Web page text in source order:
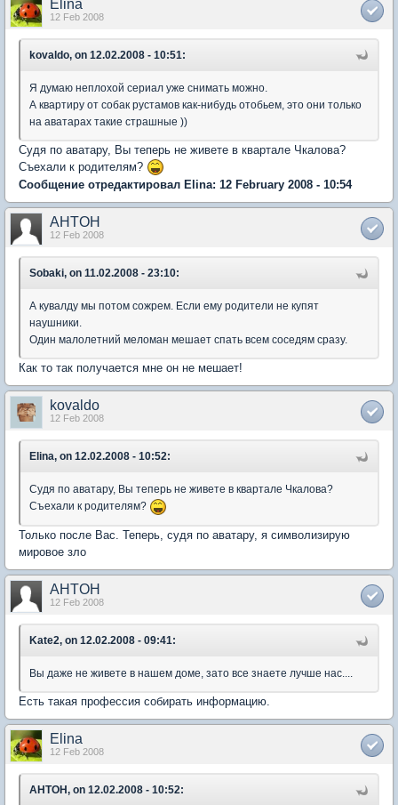
Elina
12 Feb 2008
kovaldo, on 12.02.2008 - 10:51:
Я думаю неплохой сериал уже снимать можно.
А квартиру от собак рустамов как-нибудь отобьем, это они только
на аватарах такие страшные ))
Судя по аватару, Вы теперь не живете в квартале Чкалова?
Съехали к родителям?
Сообщение отредактировал Elina: 12 February 2008 - 10:54
AHTOH
12 Feb 2008
Sobaki, on 11.02.2008 - 23:10:
А кувалду мы потом сожрем. Если ему родители не купят
наушники.
Один малолетний меломан мешает спать всем соседям сразу.
Как то так получается мне он не мешает!
kovaldo
12 Feb 2008
Elina, on 12.02.2008 - 10:52:
Судя по аватару, Вы теперь не живете в квартале Чкалова?
Съехали к родителям?
Только после Вас. Теперь, судя по аватару, я символизирую
мировое зло
AHTOH
12 Feb 2008
Kate2, on 12.02.2008 - 09:41:
Вы даже не живете в нашем доме, зато все знаете лучше нас....
Есть такая профессия собирать информацию.
Elina
12 Feb 2008
AHTOH, on 12.02.2008 - 10:52: